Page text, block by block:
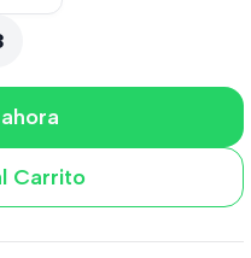
Carrito